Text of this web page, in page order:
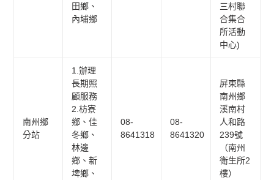
田鄉、
內埔鄉
三村聯
合集合
所活動
中心)
南州鄉
分站
1.辦理
長期照
顧服務
2.枋寮
鄉、佳
冬鄉、
林邊
鄉、新
埤鄉、
08-
8641318
08-
8641320
屏東縣
南州鄉
溪南村
人和路
239號
（南州
衛生所2
樓）